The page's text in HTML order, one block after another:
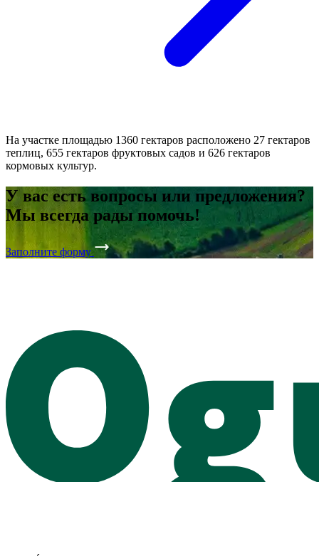
На участке площадью 1360 гектаров расположено 27 гектаров
теплиц, 655 гектаров фруктовых садов и 626 гектаров
кормовых культур.
У вас есть вопросы или предложения?
Мы всегда рады помочь!
Заполните форму